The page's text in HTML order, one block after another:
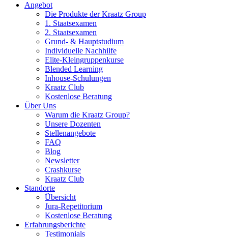
Angebot
Die Produkte der Kraatz Group
1. Staatsexamen
2. Staatsexamen
Grund- & Hauptstudium
Individuelle Nachhilfe
Elite-Kleingruppenkurse
Blended Learning
Inhouse-Schulungen
Kraatz Club
Kostenlose Beratung
Über Uns
Warum die Kraatz Group?
Unsere Dozenten
Stellenangebote
FAQ
Blog
Newsletter
Crashkurse
Kraatz Club
Standorte
Übersicht
Jura-Repetitorium
Kostenlose Beratung
Erfahrungsberichte
Testimonials